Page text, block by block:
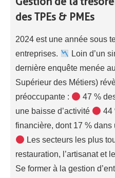
des TPEs & PMEs
2024 est une année sous
entreprises.
Loin d’un
dernière enquête menée
Supérieur des Métiers)
préoccupante :
47 %
une baisse d’activité
44
financière, dont 17 %
Les secteurs les plus
restauration, l’artisanat et
Se former à la gestion